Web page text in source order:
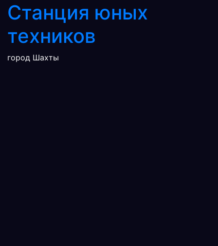
Станция юных
техников
город Шахты